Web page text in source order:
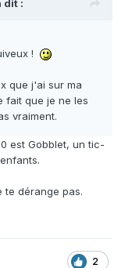
dit :
!
que j'ai sur ma
fait que je ne les
vraiment.
est Gobblet, un tic-
te dérange pas.
2